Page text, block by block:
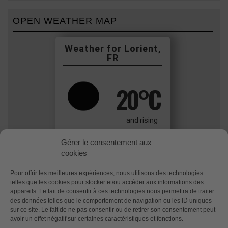
Gérer le consentement aux
cookies
Pour offrir les meilleures expériences, nous utilisons des technologies
telles que les cookies pour stocker et/ou accéder aux informations des
appareils. Le fait de consentir à ces technologies nous permettra de traiter
des données telles que le comportement de navigation ou les ID uniques
sur ce site. Le fait de ne pas consentir ou de retirer son consentement peut
avoir un effet négatif sur certaines caractéristiques et fonctions.
OPEN WEATHER MAP
Lorient,
FR
20°C
and rising
Wind: 6.8 m/s Moderate breeze
Memo pour l’exporter de Mqtt via
Promethus pour Grafana
Politique de confidentialité